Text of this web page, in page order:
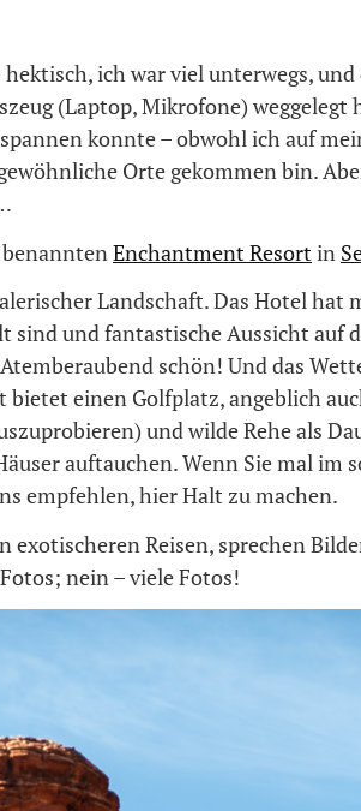
ich war viel unterwegs, und
(Laptop, Mikrofone) weggelegt
konnte – obwohl ich auf
Orte gekommen bin.
Enchantment Resortin
Landschaft. Das Hotel hat
sind und fantastische Aussicht auf
schön! Und das
bietet einen Golfplatz, angeblich
und wilde Rehe als
auftauchen. Wenn Sie mal im
empfehlen, hier Halt zu machen.
exotischeren Reisen, sprechen
nein – viele Fotos!